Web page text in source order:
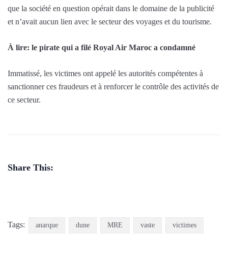
que la société en question opérait dans le domaine de la publicité
et n’avait aucun lien avec le secteur des voyages et du tourisme.
À lire: le pirate qui a filé Royal Air Maroc a condamné
Immatissé, les victimes ont appelé les autorités compétentes à
sanctionner ces fraudeurs et à renforcer le contrôle des activités de
ce secteur.
Share This:
Tags: anarque dune MRE vaste victimes